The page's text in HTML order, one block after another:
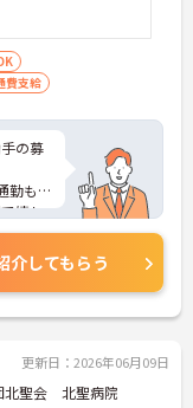
費支給
の募
勤も
嬉し
興味
詳細
介してもらう
更新日：2026年06月09日
北聖会 北聖病院